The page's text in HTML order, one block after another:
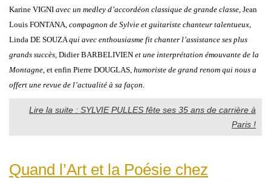
Karine VIGNI avec un medley d’accordéon classique de grande classe , Jean
Louis FONTANA, compagnon de Sylvie et guitariste chanteur talentueux
Linda DE SOUZA qui avec enthousiasme fit chanter l’assistance ses plus
grands succès , Didier BARBELIVIEN et une interprétation émouvante de la
Montagne, et enfin Pierre DOUGLAS, humoriste de grand renom qui nous a
offert une revue de l’actualité à sa façon.
Lire la suite : SYLVIE PULLES fête ses 35 ans de carrière à
Paris !
Quand l’Art et la Poésie chez